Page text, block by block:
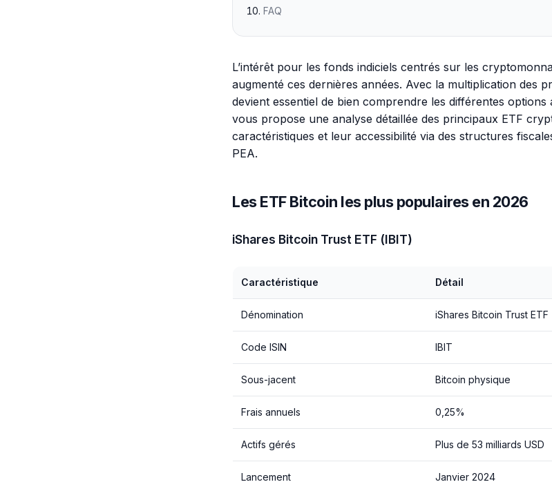
FAQ
L’intérêt pour les fonds indiciels centrés sur les
augmenté ces dernières années. Avec la multiplication des
devient essentiel de bien comprendre les différentes options
vous propose une analyse détaillée des principaux ETF
caractéristiques et leur accessibilité via des structures
PEA.
Les ETF Bitcoin les plus populaires en 2026
iShares Bitcoin Trust ETF (IBIT)
Caractéristique Détail
Dénomination iShares Bitcoin Trust ETF
Code ISIN IBIT
Sous-jacent Bitcoin physique
Frais annuels 0,25%
Actifs gérés Plus de 53 milliards USD
Lancement Janvier 2024